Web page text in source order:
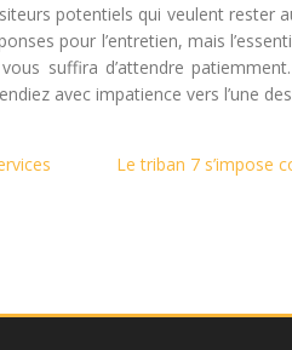
potentiels qui veulent rester
pour l’entretien, mais
suffira d’attendre
avec impatience vers l’une
Le triban 7 s’impose